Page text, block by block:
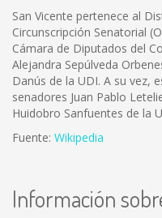
San Vicente pertenece al
Circunscripción Senatorial
Cámara de Diputados del
Alejandra Sepúlveda
Danús de la UDI. A su vez,
senadores Juan Pablo
Huidobro Sanfuentes de la
Fuente: Wikipedia
Información